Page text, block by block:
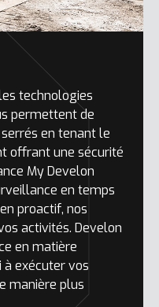
technologies
permettent de
en tenant le
offrant une sécurité
My Develon
en temps
proactif, nos
activités. Develon
en matière
à exécuter vos
manière plus